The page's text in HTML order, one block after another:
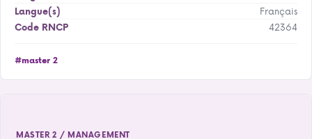
Langue(s)
Français
Code RNCP
42364
#master 2
MASTER 2 / MANAGEMENT